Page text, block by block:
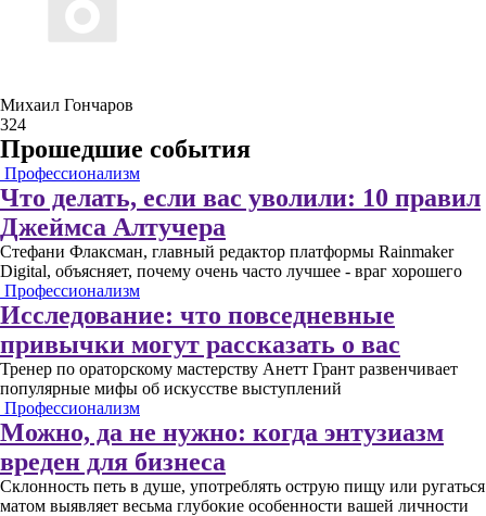
Михаил Гончаров
324
Прошедшие события
Профессионализм
Что делать, если вас уволили: 10 правил
Джеймса Алтучера
Стефани Флаксман, главный редактор платформы Rainmaker
Digital, объясняет, почему очень часто лучшее - враг хорошего
Профессионализм
Исследование: что повседневные
привычки могут рассказать о вас
Тренер по ораторскому мастерству Анетт Грант развенчивает
популярные мифы об искусстве выступлений
Профессионализм
Можно, да не нужно: когда энтузиазм
вреден для бизнеса
Склонность петь в душе, употреблять острую пищу или ругаться
матом выявляет весьма глубокие особенности вашей личности